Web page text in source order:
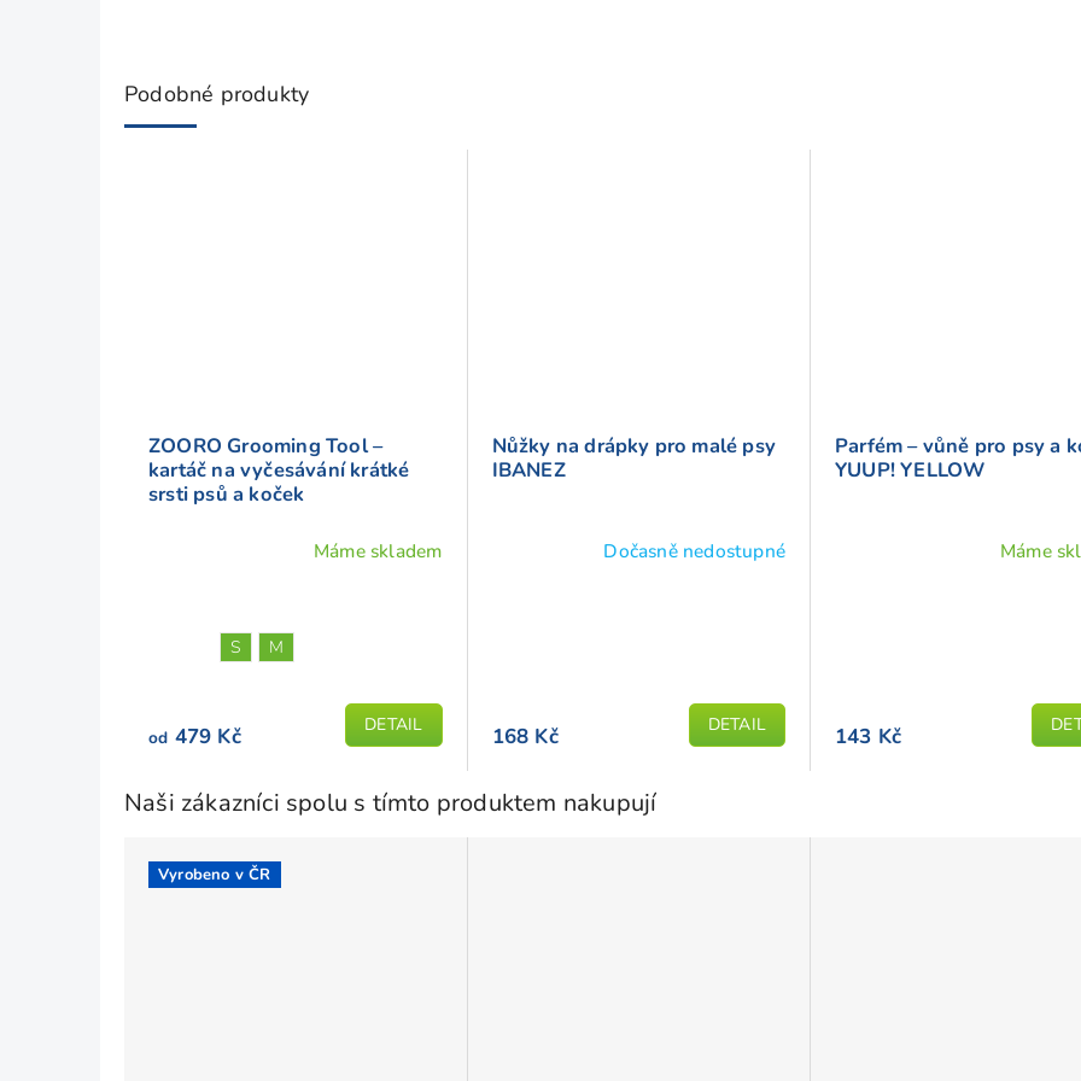
Podobné produkty
ZOORO Grooming Tool –
kartáč na vyčesávání krátké
srsti psů a koček
Máme skladem
od 479 Kč DETAIL
S M
Nůžky na drápky pro malé psy
IBANEZ
Dočasně nedostupné
168 Kč DETAIL
Parfém – vůně pro psy a
YUUP! YELLOW
Máme
143 Kč
Naši zákazníci spolu s tímto produktem nakupují
Vyrobeno v ČR